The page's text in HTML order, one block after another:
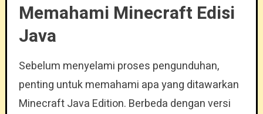
Memahami Minecraft Edisi
Java
Sebelum menyelami proses pengunduhan,
penting untuk memahami apa yang ditawarkan
Minecraft Java Edition. Berbeda dengan versi